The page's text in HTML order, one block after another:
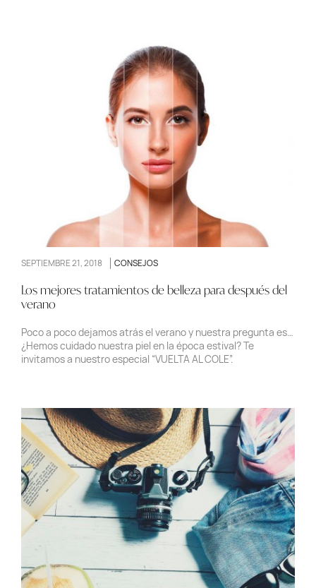
SEPTIEMBRE 21, 2018 CONSEJOS
Los mejores tratamientos de belleza para después del
verano
Poco a poco dejamos atrás el verano y nuestra pregunta es…
¿Hemos cuidado nuestra piel en la época estival? Te
invitamos a nuestro especial “VUELTA AL COLE”.